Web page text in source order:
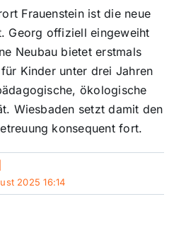
Frauenstein ist die neue
Georg offiziell eingeweiht
Neubau bietet erstmals
Kinder unter drei Jahren
ökologische
Wiesbaden setzt damit den
konsequent fort.
2025 16:14